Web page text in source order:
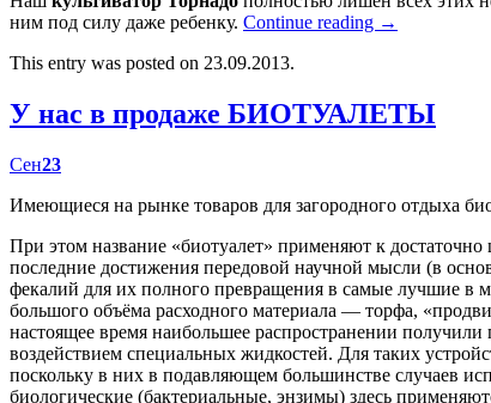
ним под силу даже ребенку. Continue reading →
This entry was posted on 23.09.2013.
У нас в продаже БИОТУАЛЕТЫ
Сен23
Имеющиеся на рынке товаров для загородного отдыха
При этом название «биотуалет» применяют к
последние достижения передовой научной мысли (в
фекалий для их полного превращения в самые лучшие в
большого объёма расходного материала — торфа,
настоящее время наибольшее распространении
воздействием специальных жидкостей. Для таких
поскольку в них в подавляющем большинстве случаев
биологические (бактериальные, энзимы) здесь